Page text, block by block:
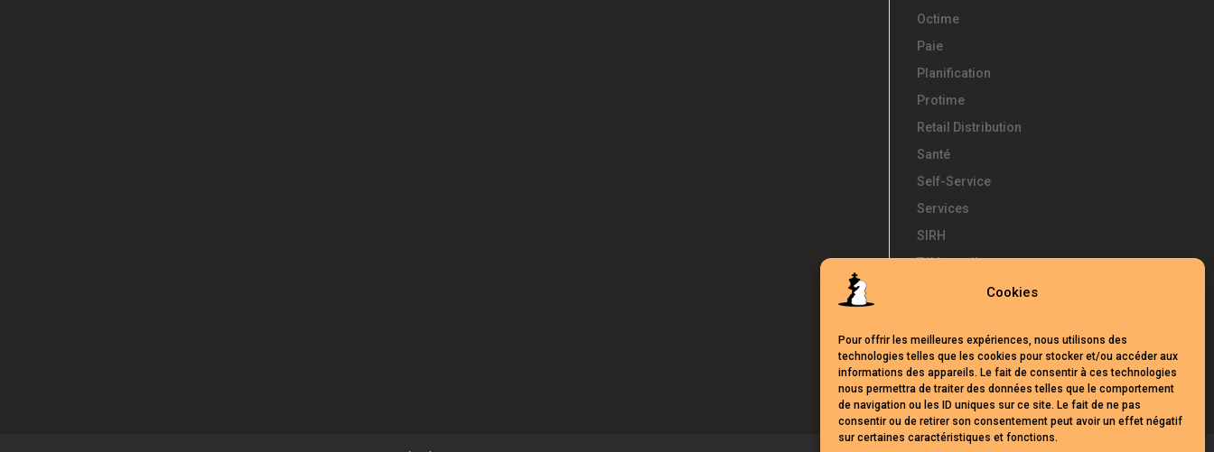
Cookies
Pour offrir les meilleures expériences, nous utilisons des
technologies telles que les cookies pour stocker et/ou accéder aux
informations des appareils. Le fait de consentir à ces technologies
nous permettra de traiter des données telles que le comportement
de navigation ou les ID uniques sur ce site. Le fait de ne pas
consentir ou de retirer son consentement peut avoir un effet négatif
sur certaines caractéristiques et fonctions.
Octime
Paie
Planification
Protime
Retail Distribution
Santé
Self-Service
Services
SIRH
Télétravail
Témoignages
UKG
Webinars